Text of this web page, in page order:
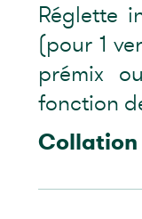
Réglette
(pour 1
prémix
fonction
Collation